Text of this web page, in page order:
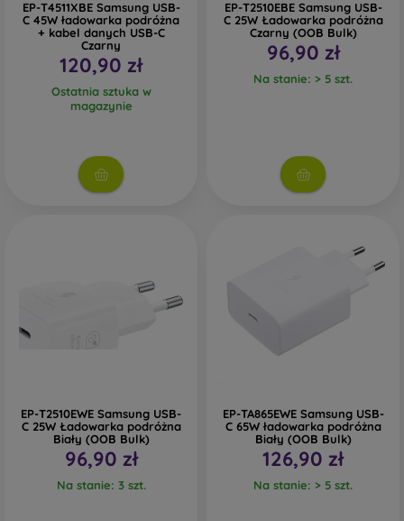
EP-T4511XBE Samsung USB-
C 45W ładowarka podróżna
+ kabel danych USB-C
Czarny
120,90 zł
Ostatnia sztuka w
magazynie
EP-T2510EBE Samsung USB-
C 25W Ładowarka podróżna
Czarny (OOB Bulk)
96,90 zł
Na stanie: > 5 szt.
EP-T2510EWE Samsung USB-
C 25W Ładowarka podróżna
Biały (OOB Bulk)
96,90 zł
Na stanie: 3 szt.
EP-TA865EWE Samsung USB-
C 65W ładowarka podróżna
Biały (OOB Bulk)
126,90 zł
Na stanie: > 5 szt.